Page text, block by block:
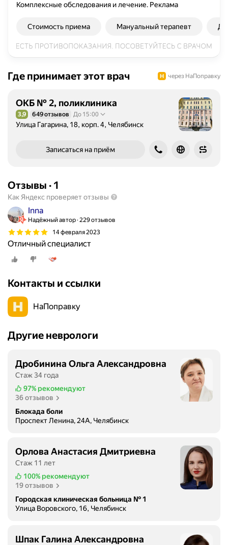
Комплексные обследования и лечение. Реклама
Стоимость приема Мануальный терапевт
Где принимает этот врач через НаПоправку
ОКБ № 2, поликлиника
Рейтинг 3,9 из 5
3,9 649 отзывов До 15:00
Улица Гагарина, 18, корп. 4, Челябинск
Записаться на приём
Отзывы · 1
Как Яндекс проверяет отзывы
Inna
Надёжный автор 229 отзывов
14 февраля 2023
Отличный специалист
Контакты и ссылки
НаПоправку
Другие неврологи
Дробинина Ольга Александровна
Стаж 34 года
97% рекомендуют
36 отзывов
Блокада боли
Проспект Ленина, 24А, Челябинск
Орлова Анастасия Дмитриевна
Стаж 11 лет
100% рекомендуют
19 отзывов
Городская клиническая больница № 1
Улица Воровского, 16, Челябинск
Шпак Галина Александровна